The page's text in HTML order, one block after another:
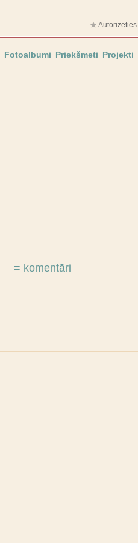
Autorizēties
Fotoalbumi Priekšmeti Projekti
= komentāri